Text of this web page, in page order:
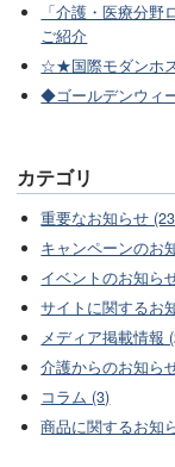
「介護・医療分
ご紹介
☆★国際モダンホ
◆ゴールデンウィ
カテゴリ
重要なお知らせ
キャンペーンのお
イベントのお知ら
サイトに関するお
メディア掲載情報
介護からのお知ら
コラム (3)
商品に関するお知